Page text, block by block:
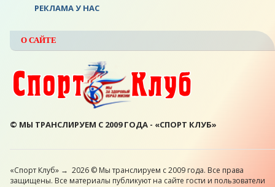
РЕКЛАМА У НАС
О САЙТЕ
© МЫ ТРАНСЛИРУЕМ С 2009 ГОДА - «СПОРТ КЛУБ»
«Спорт Клуб» → 2026 © Мы транслируем с 2009 года. Все права
защищены. Все материалы публикуют на сайте гости и пользователи